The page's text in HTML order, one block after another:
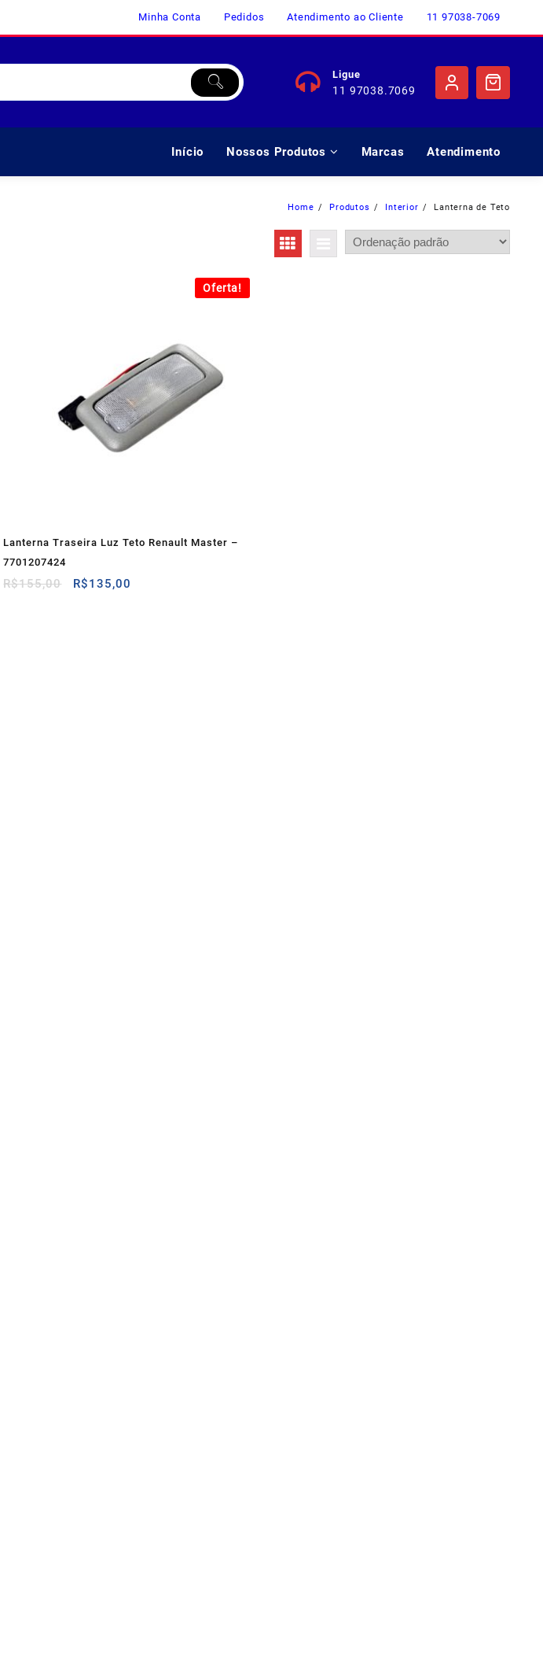
Minha Conta Pedidos Atendimento ao Cliente 11 97038-7069
Ligue
11 97038.7069
Início Nossos Produtos Marcas Atendimento
Home Produtos Interior Lanterna de Teto
Oferta!
Lanterna Traseira Luz Teto Renault Master –
7701207424
R$155,00
O
R$135,00